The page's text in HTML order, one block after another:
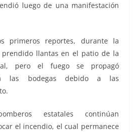
luego de una manifestación
primeros reportes, durante la
llantas en el patio de la
pero el fuego se propagó
las bodegas debido a las
estatales continúan
el incendio, el cual permanece